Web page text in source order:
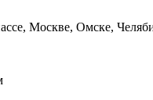
Москве, Омске,